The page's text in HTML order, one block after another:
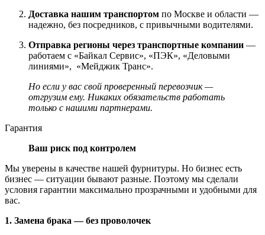
Доставка нашим транспортом по Москве и области —
надежно, без посредников, с привычными водителями.
Отправка регионы через транспортные компании —
работаем с «Байкал Сервис», «ПЭК», «Деловыми
линиями», «Мейджик Транс».
Но если у вас свой проверенный перевозчик —
отгрузим ему. Никаких обязательств работать
только с нашими партнерами.
Гарантия
Ваш риск под контролем
Мы уверены в качестве нашей фурнитуры. Но бизнес есть
бизнес — ситуации бывают разные. Поэтому мы сделали
условия гарантии максимально прозрачными и удобными для
вас.
1. Замена брака — без проволочек